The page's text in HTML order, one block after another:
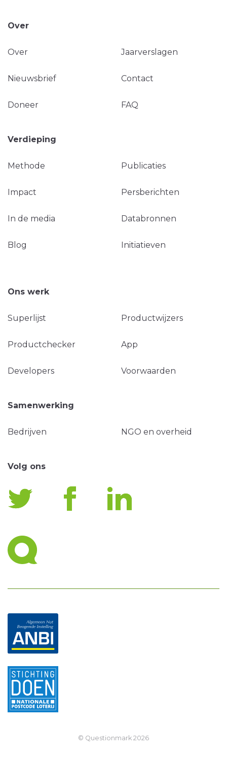
Over
Over Jaarverslagen
Nieuwsbrief Contact
Doneer FAQ
Verdieping
Methode Publicaties
Impact Persberichten
In de media Databronnen
Blog Initiatieven
Ons werk
Superlijst Productwijzers
Productchecker App
Developers Voorwaarden
Samenwerking
Bedrijven NGO en overheid
Volg ons
© Questionmark 2026